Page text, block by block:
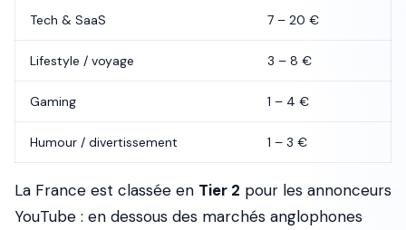
Tech & SaaS 7 – 20 €
Lifestyle / voyage 3 – 8 €
Gaming 1 – 4 €
Humour / divertissement 1 – 3 €
La France est classée en Tier 2 pour les annonceurs
YouTube : en dessous des marchés anglophones